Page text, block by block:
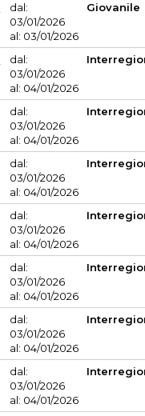
dal:
03/01/2026
al: 03/01/2026
Giovanile
dal:
03/01/2026
al: 04/01/2026
dal:
03/01/2026
al: 04/01/2026
dal:
03/01/2026
al: 04/01/2026
dal:
03/01/2026
al: 04/01/2026
dal:
03/01/2026
al: 04/01/2026
dal:
03/01/2026
al: 04/01/2026
dal:
03/01/2026
al: 04/01/2026